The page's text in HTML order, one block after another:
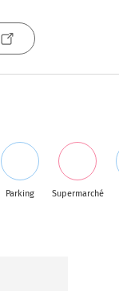
Parking Supermarché